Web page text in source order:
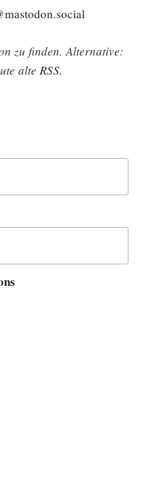
zu fin­den. Alter­na­ti­ve:
alte RSS.